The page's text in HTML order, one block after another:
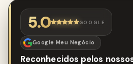
5.0 GOOGLE
Google Meu Negócio
Reconhecidos pelos